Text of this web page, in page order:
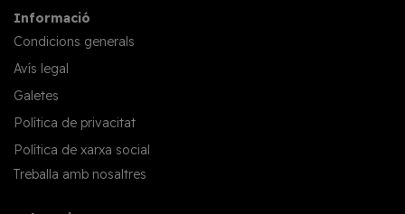
Informació
Condicions generals
Avís legal
Galetes
Política de privacitat
Política de xarxa social
Treballa amb nosaltres